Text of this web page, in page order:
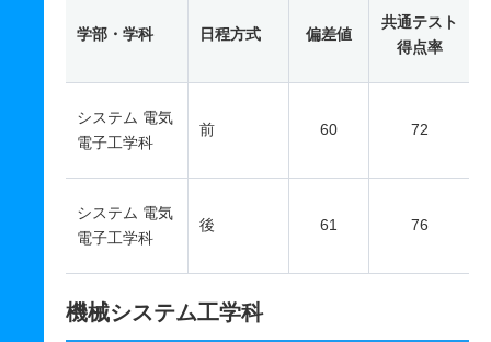
学部・学科 日程方式 偏差値
共通テスト
得点率
システム 電気
電子工学科
前 60 72
システム 電気
電子工学科
後 61 76
機械システム工学科